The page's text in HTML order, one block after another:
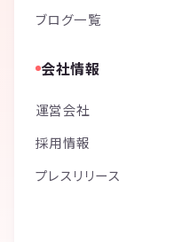
ブログ一覧
会社情報
運営会社
採用情報
プレスリリース